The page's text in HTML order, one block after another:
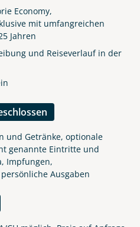
Economy,
mit umfangreichen
Jahren
und Reiseverlauf in der
und Getränke, optionale
genannte Eintritte und
Impfungen,
Ausgaben